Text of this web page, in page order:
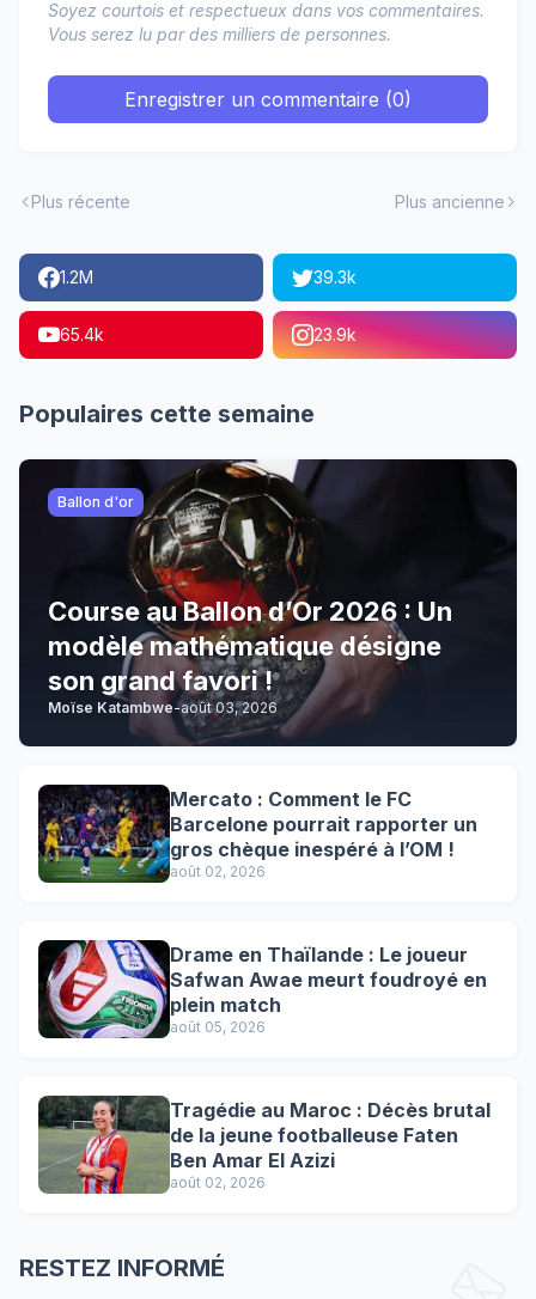
Soyez courtois et respectueux dans vos commentaires.
Vous serez lu par des milliers de personnes.
Enregistrer un commentaire (0)
Plus récente Plus ancienne
1.2M 39.3k
65.4k 23.9k
Populaires cette semaine
Ballon d'or
Course au Ballon d’Or 2026 : Un
modèle mathématique désigne
son grand favori !
Moïse Katambwe-août 03, 2026
Mercato : Comment le FC
Barcelone pourrait rapporter un
gros chèque inespéré à l’OM !
août 02, 2026
Drame en Thaïlande : Le joueur
Safwan Awae meurt foudroyé en
plein match
août 05, 2026
Tragédie au Maroc : Décès brutal
de la jeune footballeuse Faten
Ben Amar El Azizi
août 02, 2026
RESTEZ INFORMÉ